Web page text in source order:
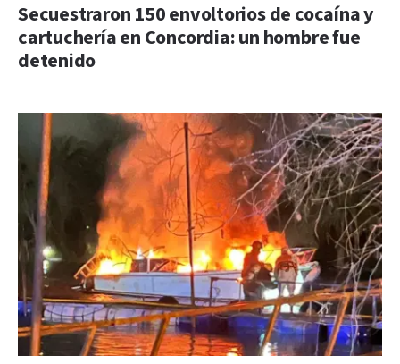
Secuestraron 150 envoltorios de cocaína y
cartuchería en Concordia: un hombre fue
detenido